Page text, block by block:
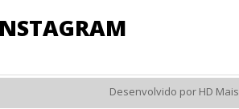
Desenvolvido por HD Mais